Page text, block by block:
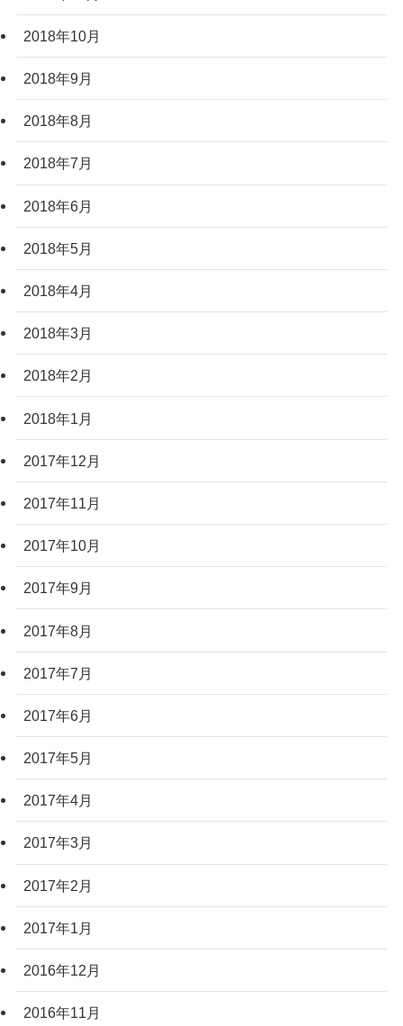
2018年10月
2018年9月
2018年8月
2018年7月
2018年6月
2018年5月
2018年4月
2018年3月
2018年2月
2018年1月
2017年12月
2017年11月
2017年10月
2017年9月
2017年8月
2017年7月
2017年6月
2017年5月
2017年4月
2017年3月
2017年2月
2017年1月
2016年12月
2016年11月